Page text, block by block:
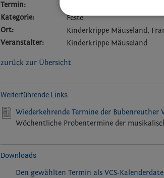
Termin:
Kategorie:
Feste
Ort:
Kinderkrippe Mäuseland,
Veranstalter:
Kinderkrippe Mäuseland
zurück zur Übersicht
Weiterführende Links
Wiederkehrende Termine der
Wöchentliche Probentermine der
Downloads
Den gewählten Termin als VCS-